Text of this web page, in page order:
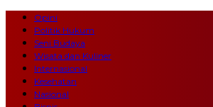
Opini
Politik Hukum
Seni Budaya
Wisata dan Kuliner
Internasional
Kesehatan
Nasional